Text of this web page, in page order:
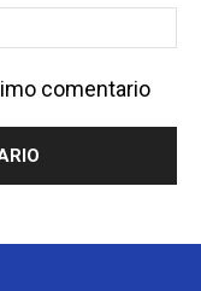
comentario